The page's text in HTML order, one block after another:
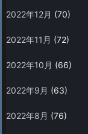
2022年12月 (70)
2022年11月 (72)
2022年10月 (66)
2022年9月 (63)
2022年8月 (76)